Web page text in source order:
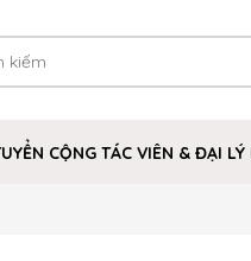
CỘNG TÁC VIÊN & ĐẠI